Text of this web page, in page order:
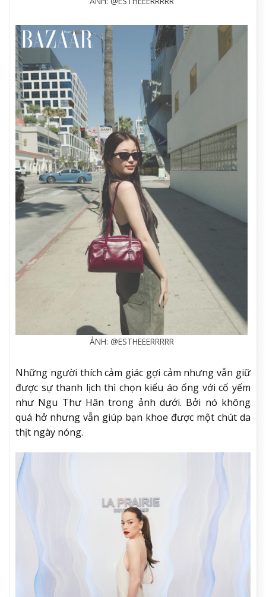
ẢNH: @ESTHEEERRRRR
Những người thích cảm giác gợi cảm nhưng vẫn giữ
được sự thanh lịch thì chọn kiểu áo ống với cổ yếm
như Ngu Thư Hân trong ảnh dưới. Bởi nó không
quá hở nhưng vẫn giúp bạn khoe được một chút da
thịt ngày nóng.